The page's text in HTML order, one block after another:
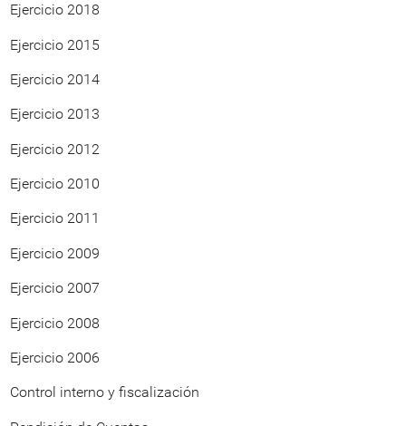
Ejercicio 2018
Ejercicio 2015
Ejercicio 2014
Ejercicio 2013
Ejercicio 2012
Ejercicio 2010
Ejercicio 2011
Ejercicio 2009
Ejercicio 2007
Ejercicio 2008
Ejercicio 2006
Control interno y fiscalización